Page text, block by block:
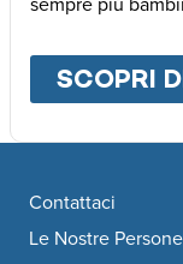
SCOPRI
Footer
Contattaci
Le Nostre Persone